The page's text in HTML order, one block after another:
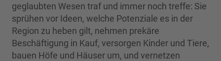
geglaubten Wesen traf und immer noch treffe: Sie
sprühen vor Ideen, welche Potenziale es in der
Region zu heben gilt, nehmen prekäre
Beschäftigung in Kauf, versorgen Kinder und Tiere,
bauen Höfe und Häuser um, und vernetzen